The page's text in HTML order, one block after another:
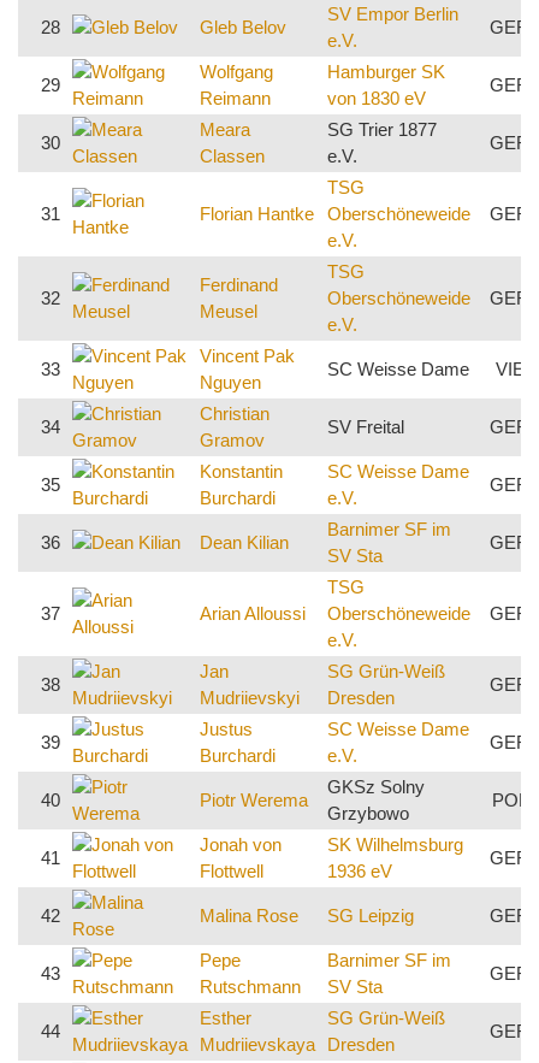
28 Gleb Belov
SV Empor Berlin
e.V.
GER
29
Wolfgang
Reimann
Hamburger SK
von 1830 eV
GER
30
Meara
Classen
SG Trier 1877
e.V.
GER
31 Florian Hantke
TSG
Oberschöneweide
e.V.
GER
32
Ferdinand
Meusel
TSG
Oberschöneweide
e.V.
GER
33
Vincent Pak
Nguyen
SC Weisse Dame VIE
34
Christian
Gramov
SV Freital GER
35
Konstantin
Burchardi
SC Weisse Dame
e.V.
GER
36 Dean Kilian
Barnimer SF im
SV Sta
GER
37 Arian Alloussi
TSG
Oberschöneweide
e.V.
GER
38
Jan
Mudriievskyi
SG Grün-Weiß
Dresden
GER
39
Justus
Burchardi
SC Weisse Dame
e.V.
GER
40 Piotr Werema
GKSz Solny
Grzybowo
POL
41
Jonah von
Flottwell
SK Wilhelmsburg
1936 eV
GER
42 Malina Rose SG Leipzig GER
43
Pepe
Rutschmann
Barnimer SF im
SV Sta
GER
44
Esther
Mudriievskaya
SG Grün-Weiß
Dresden
GER